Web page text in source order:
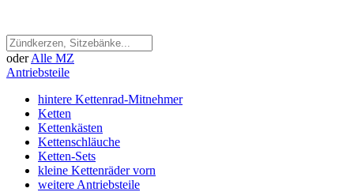
oder Alle MZ
Antriebsteile
hintere Kettenrad-Mitnehmer
Ketten
Kettenkästen
Kettenschläuche
Ketten-Sets
kleine Kettenräder vorn
weitere Antriebsteile